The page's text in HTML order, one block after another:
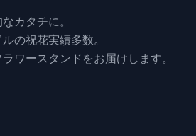
カタチに。
の祝花実績多数。
ワースタンドをお届けします。